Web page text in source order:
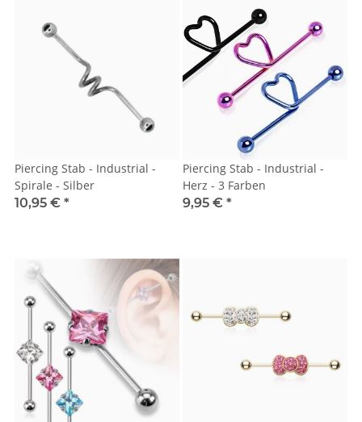
Piercing Stab - Industrial -
Spirale - Silber
10,95 € *
Piercing Stab - Industrial -
Herz - 3 Farben
9,95 € *